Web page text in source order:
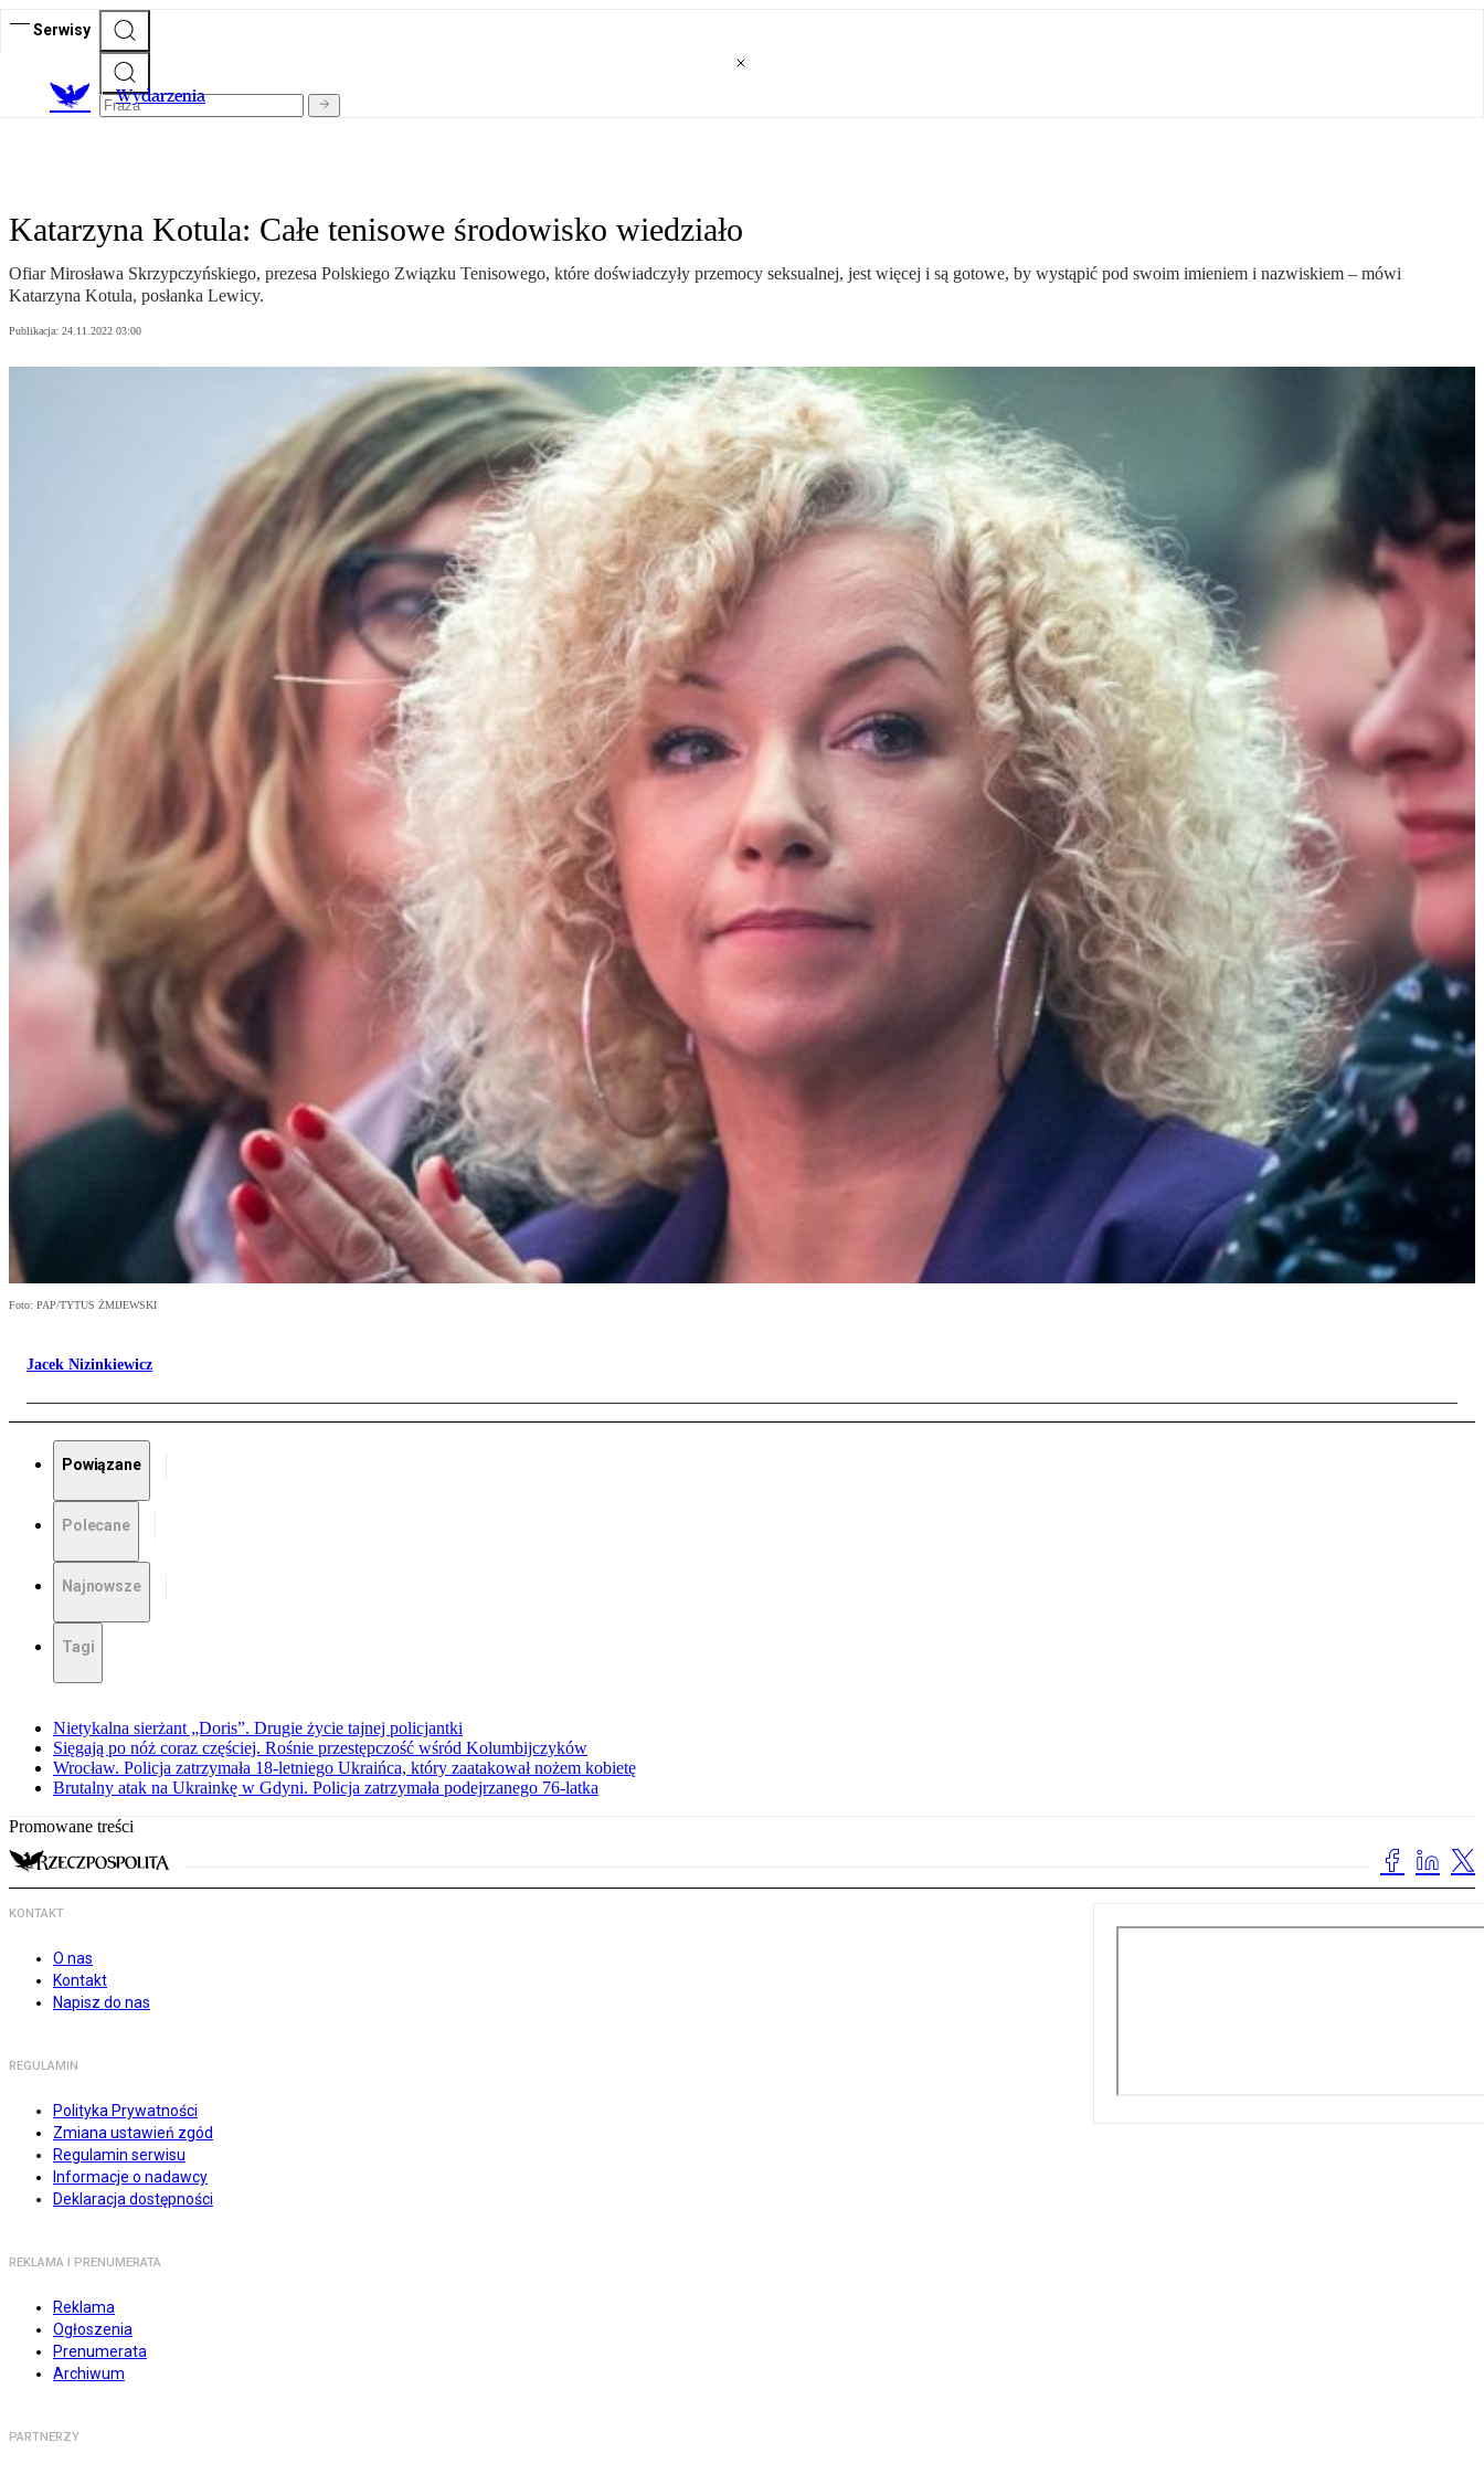
Serwisy
Wydarzenia
Katarzyna Kotula: Całe tenisowe środowisko wiedziało
Ofiar Mirosława Skrzypczyńskiego, prezesa Polskiego Związku Tenisowego, które doświadczyły przemocy seksualnej, jest więcej i są gotowe, by wystąpić pod swoim imieniem i nazwiskiem – mówi
Katarzyna Kotula, posłanka Lewicy.
Publikacja: 24.11.2022 03:00
Foto: PAP/TYTUS ŻMIJEWSKI
Jacek Nizinkiewicz
Powiązane
Polecane
Najnowsze
Tagi
Nietykalna sierżant „Doris”. Drugie życie tajnej policjantki
Sięgają po nóż coraz częściej. Rośnie przestępczość wśród Kolumbijczyków
Wrocław. Policja zatrzymała 18-letniego Ukraińca, który zaatakował nożem kobietę
Brutalny atak na Ukrainkę w Gdyni. Policja zatrzymała podejrzanego 76-latka
Promowane treści
KONTAKT
O nas
Kontakt
Napisz do nas
REGULAMIN
Polityka Prywatności
Zmiana ustawień zgód
Regulamin serwisu
Informacje o nadawcy
Deklaracja dostępności
REKLAMA I PRENUMERATA
Reklama
Ogłoszenia
Prenumerata
Archiwum
PARTNERZY